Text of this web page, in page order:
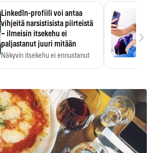
LinkedIn-profiili voi antaa
vihjeitä narsistisista piirteistä
– ilmeisin itsekehu ei
paljastanut juuri mitään
Näkyvin itsekehu ei ennustanut
›